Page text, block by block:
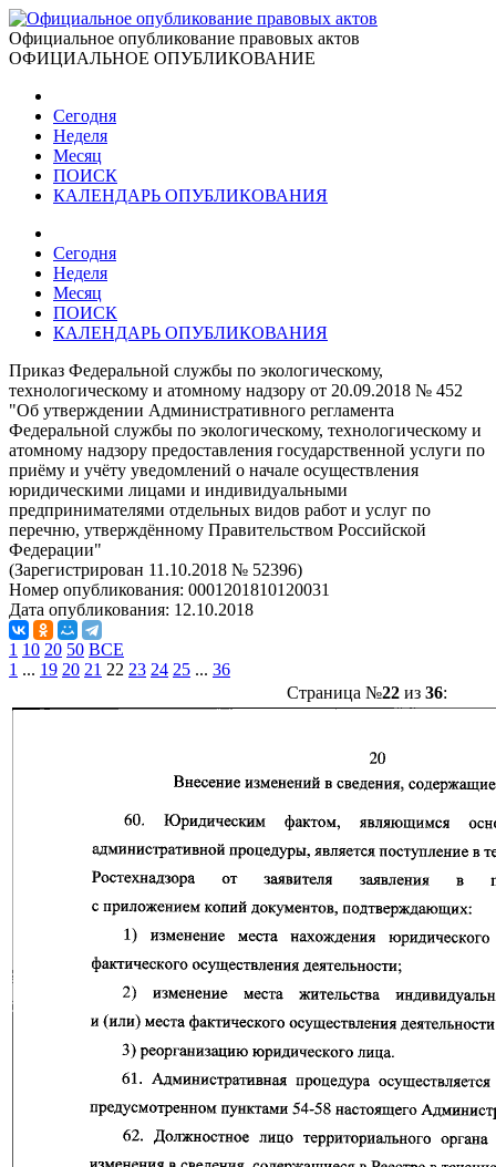
Официальное опубликование правовых актов
ОФИЦИАЛЬНОЕ ОПУБЛИКОВАНИЕ
Сегодня
Неделя
Месяц
ПОИСК
КАЛЕНДАРЬ ОПУБЛИКОВАНИЯ
Сегодня
Неделя
Месяц
ПОИСК
КАЛЕНДАРЬ ОПУБЛИКОВАНИЯ
Приказ Федеральной службы по экологическому,
технологическому и атомному надзору от 20.09.2018 № 452
"Об утверждении Административного регламента
Федеральной службы по экологическому, технологическому и
атомному надзору предоставления государственной услуги по
приёму и учёту уведомлений о начале осуществления
юридическими лицами и индивидуальными
предпринимателями отдельных видов работ и услуг по
перечню, утверждённому Правительством Российской
Федерации"
(Зарегистрирован 11.10.2018 № 52396)
Номер опубликования: 0001201810120031
Дата опубликования: 12.10.2018
1 10 20 50 ВСЕ
1 ... 19 20 21 22 23 24 25 ... 36
Страница №22из 36: